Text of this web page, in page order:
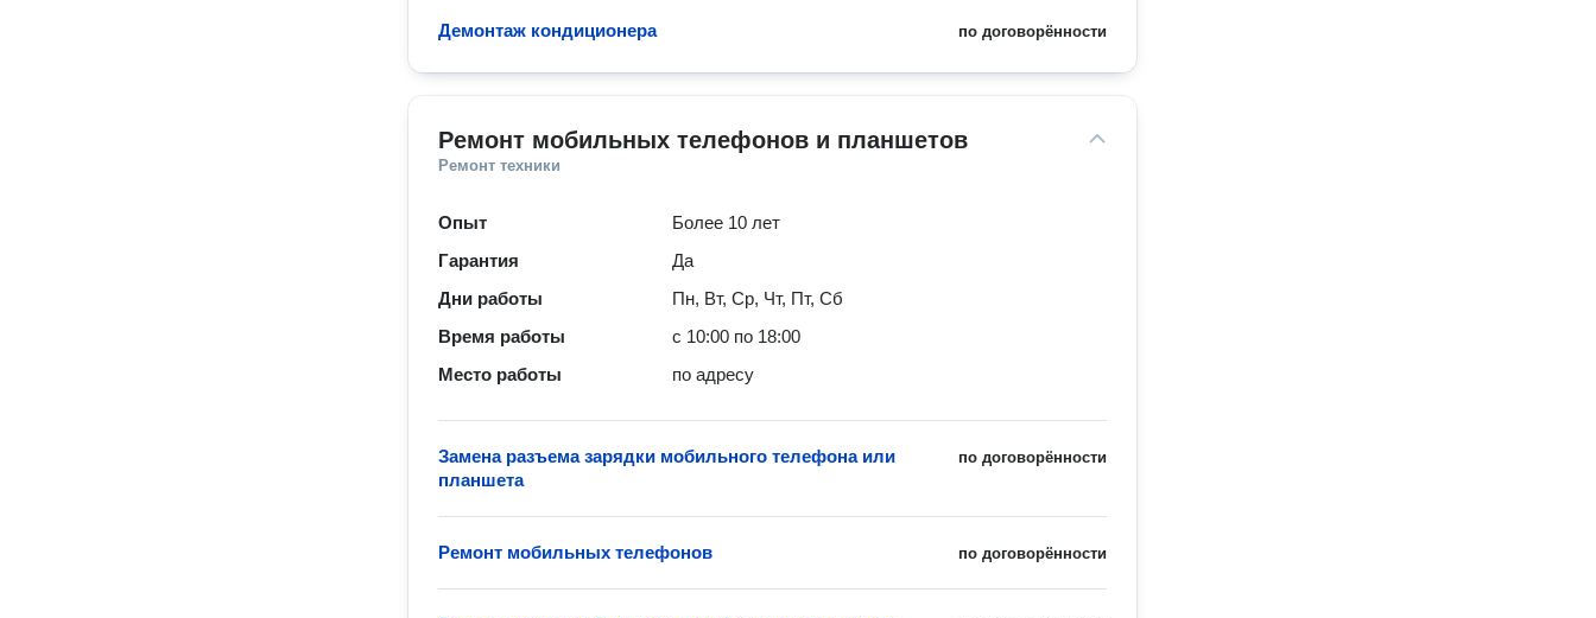
по договорённости
Демонтаж кондиционера
Ремонт мобильных телефонов и планшетов
Ремонт техники
Опыт
Более 10 лет
Гарантия
Да
Дни работы
Пн, Вт, Ср, Чт, Пт, Сб
Время работы
с 10:00 по 18:00
Место работы
по адресу
по договорённости
Замена разъема зарядки мобильного телефона или
планшета
по договорённости
Ремонт мобильных телефонов